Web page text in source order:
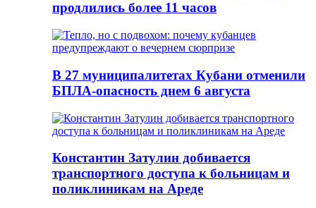
продлились более 11 часов
В 27 муниципалитетах Кубани отменили
БПЛА-опасность днем 6 августа
Константин Затулин добивается
транспортного доступа к больницам и
поликлиникам на Ареде